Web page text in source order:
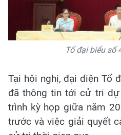
Tổ đại biểu số
Tại hội nghị, đại diện Tổ
đã thông tin tới cử tri
trình kỳ họp giữa năm
trước và việc giải quyết